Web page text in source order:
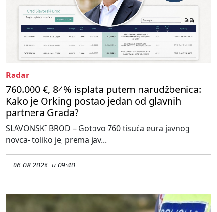
Radar
760.000 €, 84% isplata putem narudžbenica:
Kako je Orking postao jedan od glavnih
partnera Grada?
SLAVONSKI BROD – Gotovo 760 tisuća eura javnog
novca- toliko je, prema jav...
06.08.2026. u 09:40